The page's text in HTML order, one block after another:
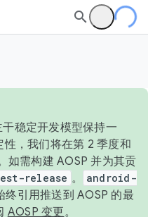
稳定开发模型保持一
，我们将在第 2 季度和
如需构建 AOSP 并为其贡
release 。
android-
终引用推送到 AOSP 的最
AOSP 变更。